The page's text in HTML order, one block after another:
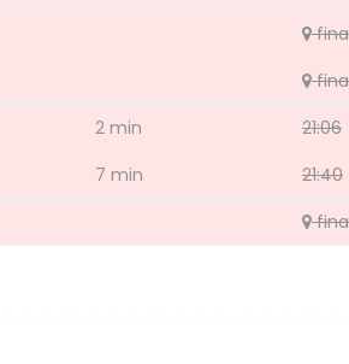
2 min
21:06
7 min
21:40